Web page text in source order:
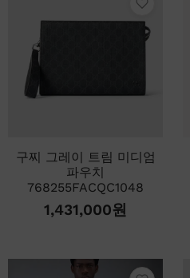
구찌 그레이 트림 미디엄
파우치
768255FACQC1048
1,431,000원